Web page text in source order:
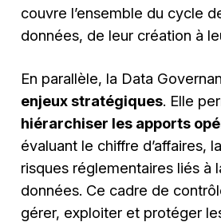
couvre l’ensemble du cycle
données, de leur création à
En parallèle, la Data
enjeux stratégiques. Elle
hiérarchiser les apports
évaluant le chiffre d’affaires,
risques réglementaires liés à
données. Ce cadre de
gérer, exploiter et protéger